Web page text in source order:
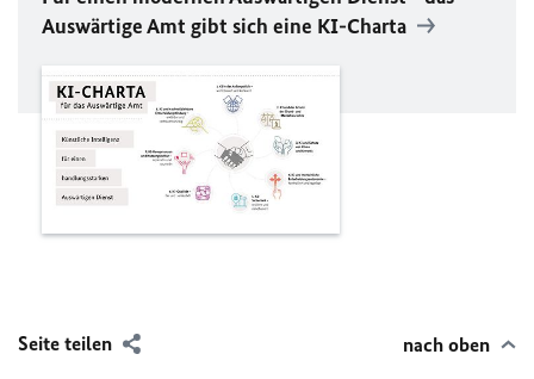
Auswärtige Amt gibt sich eine KI-Charta
Seite teilen nach oben